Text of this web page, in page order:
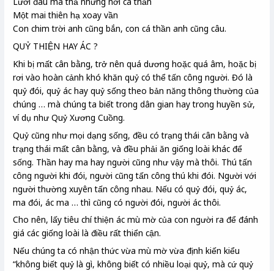
Một mai thiên hạ xoay vần
Con chim trời anh cũng bắn, con cá thần anh cũng câu.
QUỶ THIỆN HAY ÁC ?
Khi bị mất cân bằng, trở nên quá dương hoặc quá âm, hoặc bị
rơi vào hoàn cảnh khó khăn quỷ có thể tấn công người. Đó là
quỷ đói, quỷ ác hay quỷ sống theo bản năng thông thường của
chúng … mà chúng ta biết trong dân gian hay trong huyền sử,
ví dụ như Quỷ Xương Cuồng.
Quỷ cũng như mọi dạng sống, đều có trạng thái cân bằng và
trạng thái mất cân bằng, và đều phải ăn giống loài khác để
sống. Thần hay ma hay người cũng như vậy mà thôi. Thú tấn
công người khi đói, người cũng tấn công thú khi đói. Người với
người thường xuyên tấn công nhau. Nếu có quỷ đói, quỷ ác,
ma đói, ác ma … thì cũng có người đói, người ác thôi.
Cho nên, lấy tiêu chí thiện ác mù mờ của con người ra để đánh
giá các giống loài là điều rất thiển cận.
Nếu chúng ta có nhận thức vừa mù mờ vừa định kiến kiểu
“không biết quỷ là gì, không biết có nhiều loại quỷ, mà cứ quỷ